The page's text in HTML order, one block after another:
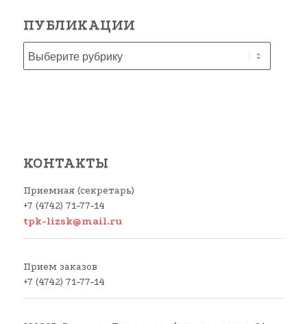
ПУБЛИКАЦИИ
КОНТАКТЫ
Приемная (секретарь)
+7 (4742) 71-77-14
tpk-lizsk@mail.ru
Прием заказов
+7 (4742) 71-77-14